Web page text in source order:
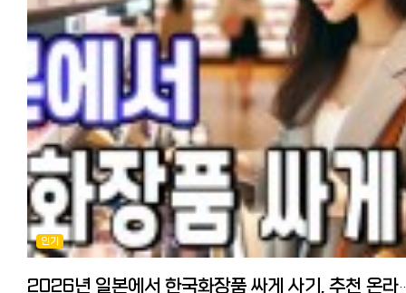
VPN은 어떤 것이 좋을까? 위에서 몇 차례 등장한 VPN은 어떤 것을
사용해야 할지 모르는 분들이 많을 것 같은데요.
한국의 TV 프로그램·드라마·버라이어티·스포츠 중계를 즐기는 일본 거
한국인과 한국 버전 넷플릭스를 이용하는 일본인이 자주 사용하는 것으
알려진 VPN은 ExpressVPN입니다.
ExpressVPN은 가장 유명한 서비스 중 하나로, 보안과 속도가 압도적
뛰어나다고 알려져 있습니다.
이용은 유료이지만, 1개월 동안 무료로 사용할 수 있고 언제든지 취소할
있어 리스크가 없습니다. (1개월 후에는 월 500엔 정도) 業界最速、安
匿名VPNサービス【ExpressVPN】1か月間無料で利用する
[추가정보] Netflix와 동영상 스트리밍 서비스(VOD) 간단 비교 일본에
한국 드라마를 보려면 어느 VOD 서비스가 좋을까? 라고 궁금해하시는
분들이 많을 것 같습니다. 한국도 마찬가지지만, 동영상 스트리밍 서비스
(VOD)가 많아 선택하기가 쉽지 않습니다.
보았습니다. 1~2일에 한 편 정도, 많은 한국 드라마와 신작을 보고 싶다!
시도해보시는 건 어떨까요? 마지막까지 읽어주셔서 감사합니다.
없었습니다. 구매는 중고사이트에서 가장 저렴한 방법으로는 본체만
중고를 잘 골라서 구매하고 설치는 구라시노마켓토(한국의 숨고)에서 가
저렴한 업자를 찾는 법입니다. 중고 에어컨은 메르카리, 라쿠텐 이치바에
많이 있습니다. 라쿠텐이치바에서 중고 에어컨 보기
메르카리 500엔 쿠폰 획득 링크 6조짜리 보통 35000-45000엔
정도에 구매할 수 있습니다. 에어컨은 실외기 가스가 소모품이어서
가능하면 출시 5년이내의 것을 고르는게 좋습니다. 설치공사는
구라시노마켓토에서 제품을 구매 후에는 구라시노마켓토에 여러 업자들
컨택해서 견적을 받아보세요. 표준공사비는 18000엔에서 25000엔 정
합니다. 다만 실외기의 위치, 에어컨 타공 여부 등에 따라 크게 다를 수
있습니다.
※기본 공사는 18000엔에서 25000엔 정도. 여러 군데 견적을 받아서
결정하세요 중고 에어컨+구라시노마켓토 업자를 통한 설치공사로 저는
2024년에 나온 상태가 괜찮은 중고에어컨을 4만엔에 구매, 설치
2만엔으로 6만엔에 설치완료했습니다. 다만 주의점으로 실내기가 3
실외기가 1층일 경우에는 구라시노마켓토에서는 대응이 안되거나 대응
인기
2026년 일본에서 한국화장품 싸